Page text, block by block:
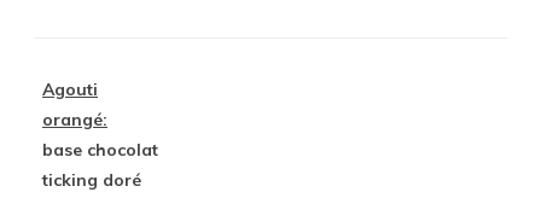
Agouti
orangé:
base chocolat
ticking doré